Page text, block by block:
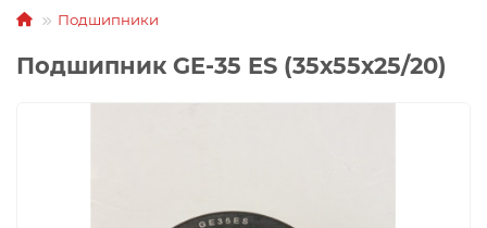
Подшипники
Подшипник GE-35 ES (35х55х25/20)